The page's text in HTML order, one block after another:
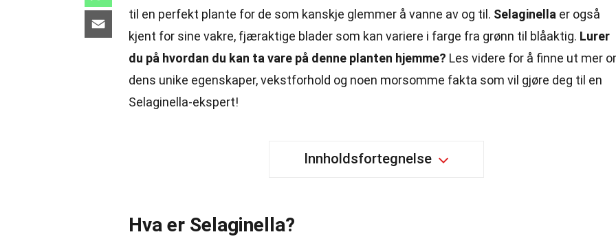
til en perfekt plante for de som kanskje glemmer å vanne av og til. Selaginella er også
kjent for sine vakre, fjæraktige blader som kan variere i farge fra grønn til blåaktig. Lurer
du på hvordan du kan ta vare på denne planten hjemme? Les videre for å finne ut mer
dens unike egenskaper, vekstforhold og noen morsomme fakta som vil gjøre deg til en
Selaginella-ekspert!
Innholdsfortegnelse
Hva er Selaginella?